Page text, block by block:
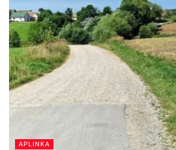
Šaltinis: Visagino savivaldybė
APLINKA